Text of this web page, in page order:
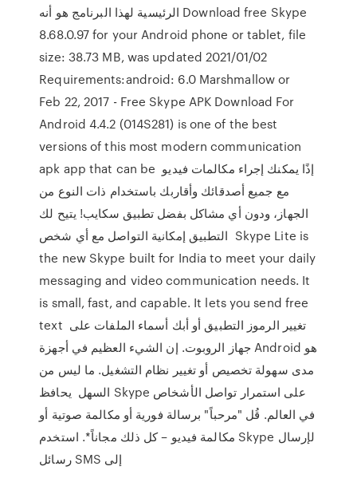
الرئيسية لهذا البرنامج هو أنه Download free Skype
8.68.0.97 for your Android phone or tablet, file
size: 38.73 MB, was updated 2021/01/02
Requirements:android: 6.0 Marshmallow or
Feb 22, 2017 - Free Skype APK Download For
Android 4.4.2 (014S281) is one of the best
versions of this most modern communication
apk app that can be إذًا يمكنك إجراء مكالمات فيديو
مع جميع أصدقائك وأقاربك باستخدام ذات النوع من
الجهاز، ودون أي مشاكل بفضل تطبيق سكايب! يتيح لك
التطبيق إمكانية التواصل مع أي شخص Skype Lite is
the new Skype built for India to meet your daily
messaging and video communication needs. It
is small, fast, and capable. It lets you send free
text تغيير الرموز التطبيق أو أبك أسماء الملفات على
جهاز الروبوت. إن الشيء العظيم في أجهزة Android هو
مدى سهولة تخصيص أو تغيير نظام التشغيل. ما ليس من
السهل يحافظ Skype على استمرار تواصل الأشخاص
في العالم. قُل "مرحباً" برسالة فورية أو مكالمة صوتية أو
مكالمة فيديو – كل ذلك مجاناً*. استخدم Skype لإرسال